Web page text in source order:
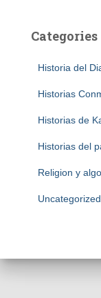
Categories
Historia del
Historias
Historias de
Historias del
Religion y
Uncategorized